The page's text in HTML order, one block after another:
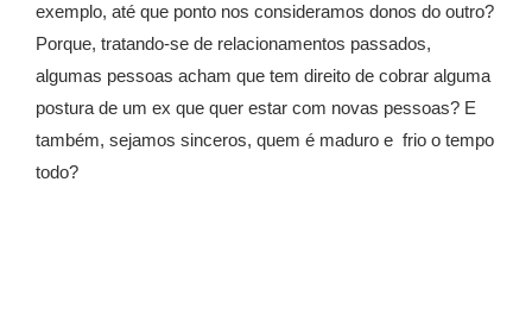
exemplo, até que ponto nos consideramos donos do outro?
Porque, tratando-se de relacionamentos passados,
algumas pessoas acham que tem direito de cobrar alguma
postura de um ex que quer estar com novas pessoas? E
também, sejamos sinceros, quem é maduro e frio o tempo
todo?